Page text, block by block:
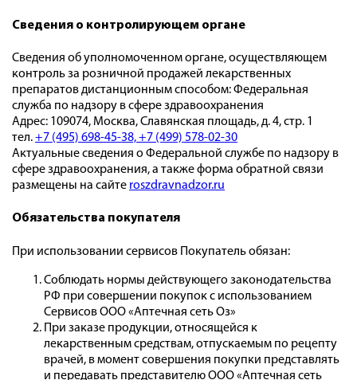
Сведения о контролирующем органе
Сведения об уполномоченном органе, осуществляющем
контроль за розничной продажей лекарственных
препаратов дистанционным способом: Федеральная
служба по надзору в сфере здравоохранения
Адрес: 109074, Москва, Славянская площадь, д. 4, стр. 1
тел.+7 (495) 698-45-38,+7 (499) 578-02-30
Актуальные сведения о Федеральной службе по надзору в
сфере здравоохранения, а также форма обратной связи
размещены на сайте roszdravnadzor.ru
Обязательства покупателя
При использовании сервисов Покупатель обязан:
Соблюдать нормы действующего законодательства
РФ при совершении покупок с использованием
Сервисов ООО «Аптечная сеть Оз»
При заказе продукции, относящейся к
лекарственным средствам, отпускаемым по рецепту
врачей, в момент совершения покупки представлять
и передавать представителю ООО «Аптечная сеть